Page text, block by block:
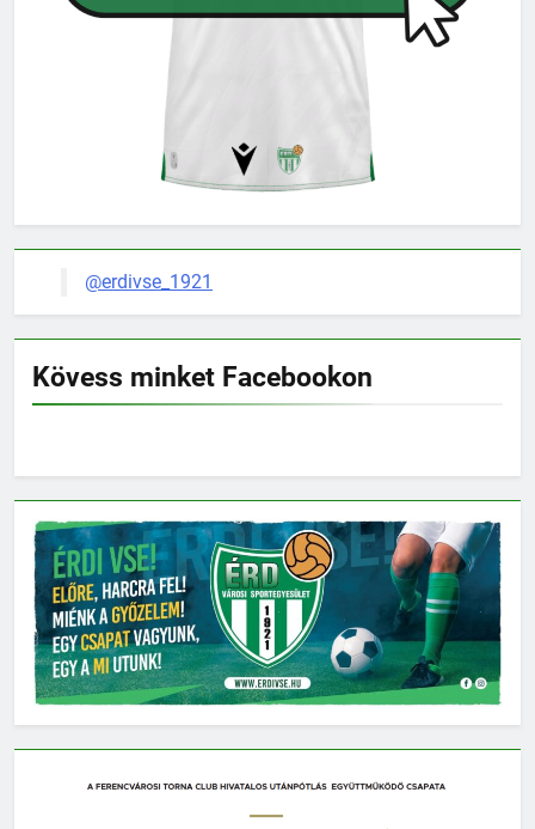
@erdivse_1921
Kövess minket Facebookon